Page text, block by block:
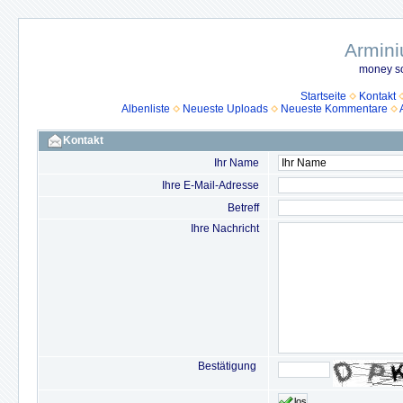
money
Startseite
Kontakt
Albenliste
Neueste Uploads Neueste Kommentare
Kontakt
Ihr Name
Ihre E-Mail-Adresse
Betreff
Ihre Nachricht
Bestätigung